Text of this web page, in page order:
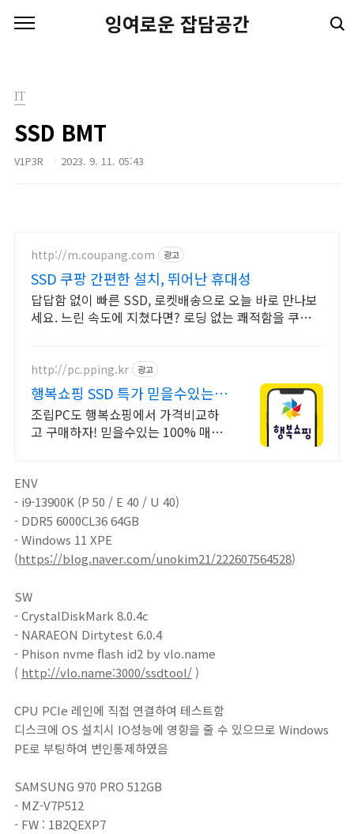
잉여로운 잡담공간
IT
SSD BMT
V1P3R 2023. 9. 11. 05:43
http://m.coupang.com 광고
SSD 쿠팡 간편한 설치, 뛰어난 휴대성
답답함 없이 빠른 SSD, 로켓배송으로 오늘 바로 만나보
세요. 느린 속도에 지쳤다면? 로딩 없는 쾌적함을 쿠팡에
http://pc.pping.kr 광고
행복쇼핑 SSD 특가 믿을수있는
100% 매매보호
조립PC도 행복쇼핑에서 가격비교하
고 구매하자! 믿을수있는 100% 매매
보세요
ENV
- i9-13900K (P 50 / E 40 / U 40)
- DDR5 6000CL36 64GB
- Windows 11 XPE
(https://blog.naver.com/unokim21/222607564528)
SW
- CrystalDiskMark 8.0.4c
- NARAEON Dirtytest 6.0.4
- Phison nvme flash id2 by vlo.name
( http://vlo.name:3000/ssdtool/)
CPU PCIe 레인에 직접 연결하여 테스트함
디스크에 OS 설치시 IO성능에 영향을 줄 수 있으므로 Windows
PE로 부팅하여 변인통제하였음
SAMSUNG 970 PRO 512GB
- MZ-V7P512
- FW : 1B2QEXP7